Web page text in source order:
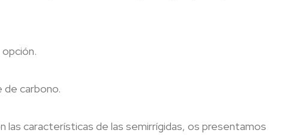
de carbono.
las características de las semirrígidas, os presentamos